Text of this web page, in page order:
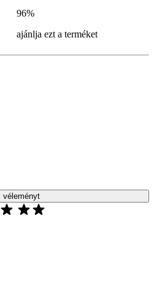
96%
ajánlja ezt a terméket
véleményt